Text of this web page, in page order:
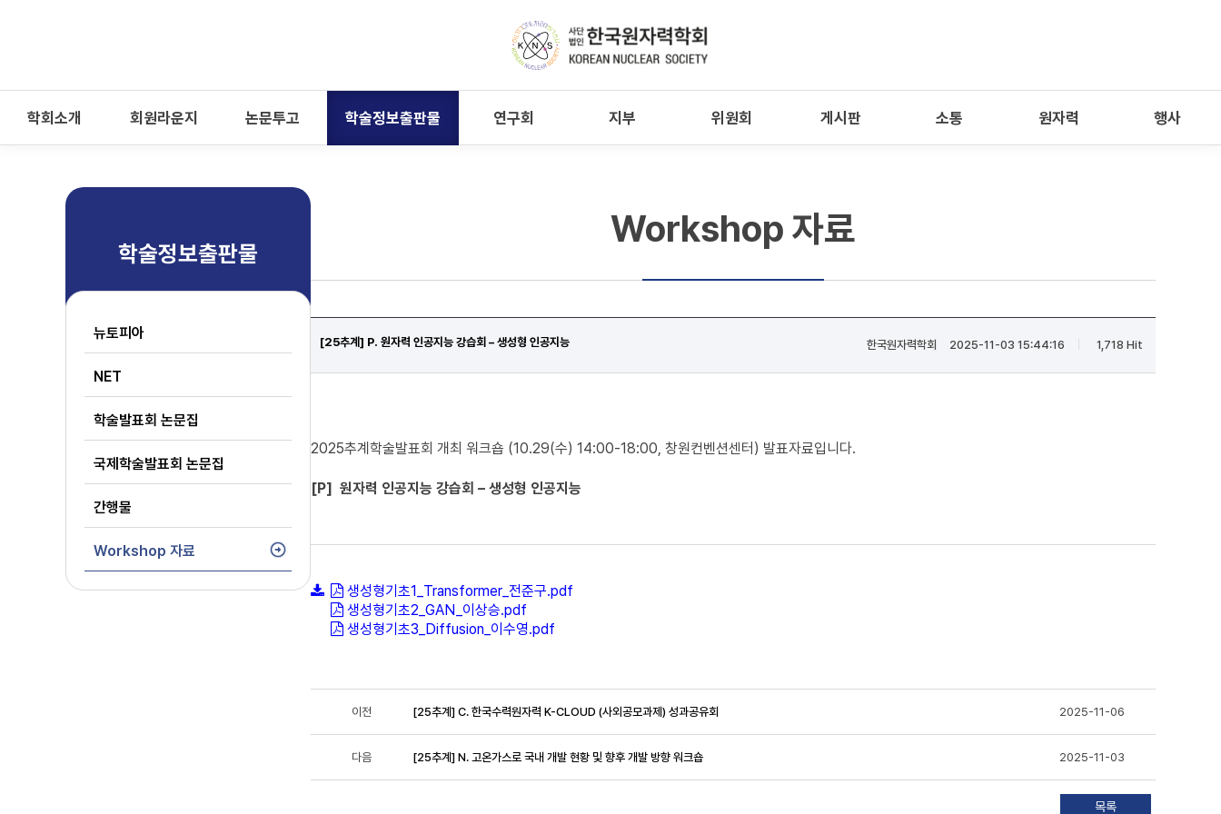
학회소개 회원라운지 논문투고 학술정보출판물 연구회 지부 위원회 게시판 소통 원자력 행사
학술정보출판물
뉴토피아
NET
학술발표회 논문집
국제학술발표회 논문집
간행물
Workshop 자료
Workshop 자료
[25추계] P. 원자력 인공지능 강습회 – 생성형 인공지능 한국원자력학회| 2025-11-03 15:44:16 1,718 Hit
2025추계학술발표회 개최 워크숍 (10.29(수) 14:00-18:00, 창원컨벤션센터) 발표자료입니다.
[P] 원자력 인공지능 강습회 – 생성형 인공지능
생성형기초1_Transformer_전준구.pdf
생성형기초2_GAN_이상승.pdf
생성형기초3_Diffusion_이수영.pdf
이전 [25추계] C. 한국수력원자력 K-CLOUD (사외공모과제) 성과공유회 2025-11-06
다음 [25추계] N. 고온가스로 국내 개발 현황 및 향후 개발 방향 워크숍 2025-11-03